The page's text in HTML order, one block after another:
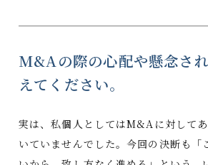
M&Aの際の心配や懸念さ
えてください。
実は、私個人としてはM&Aに対して
いていませんでした。今回の決断も「